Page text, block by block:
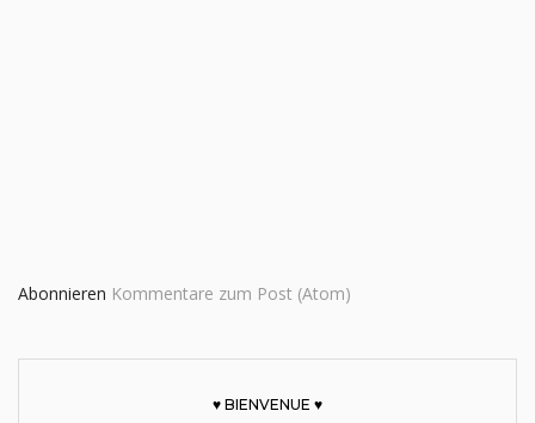
Abonnieren Kommentare zum Post (Atom)
♥ BIENVENUE ♥